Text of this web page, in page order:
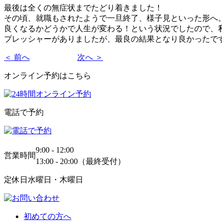
最後は全くの無症状までたどり着きました！
その頃、就職もされたようで一旦終了、様子見といった形へ。
良くなるかどうかで人生が変わる！という状況でしたので、
プレッシャーがありましたが、最良の結果となり良かったで
＜ 前へ 次へ ＞
オンライン予約はこちら
電話で予約
営業時間
9:00 - 12:00
13:00 - 20:00（最終受付）
定休日 水曜日・木曜日
初めての方へ